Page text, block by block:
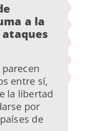
a la
entre sí,
la libertad
por
de